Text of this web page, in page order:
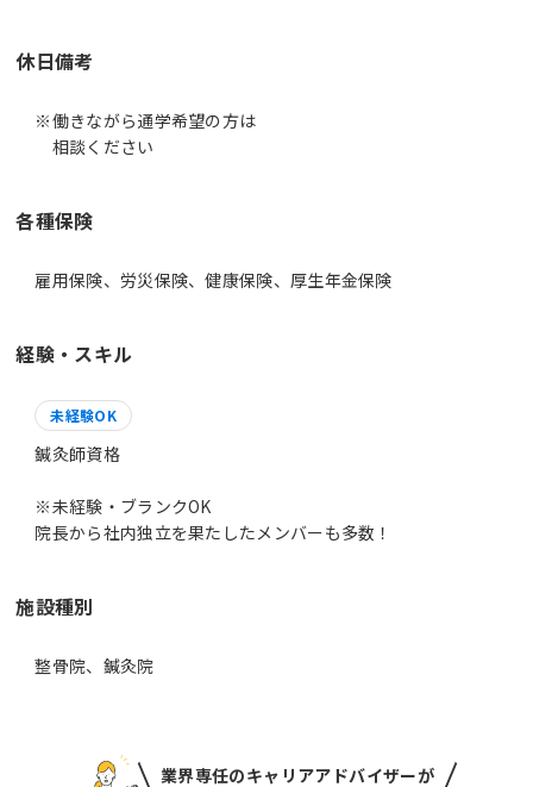
休日備考
※働きながら通学希望の方は
相談ください
各種保険
雇用保険、労災保険、健康保険、厚生年金保険
経験・スキル
未経験OK
鍼灸師資格
※未経験・ブランクOK
院長から社内独立を果たしたメンバーも多数！
施設種別
整骨院、鍼灸院
業界専任のキャリアアドバイザーが